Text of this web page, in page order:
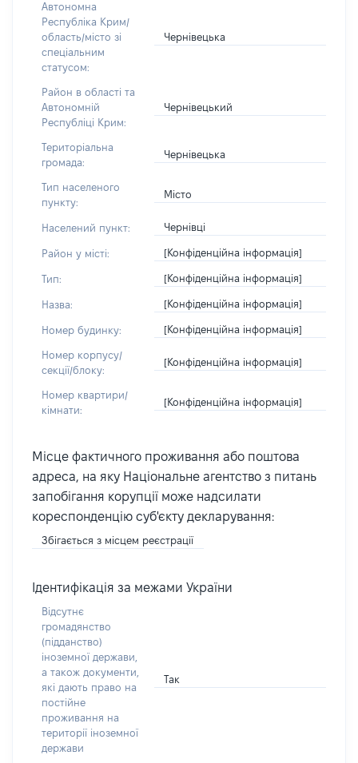
Автономна
Республіка Крим/
область/місто зі
спеціальним
статусом:
Чернівецька
Район в області та
Автономній
Республіці Крим:
Чернівецький
Територіальна
громада:
Чернівецька
Тип населеного
пункту:
Місто
Населений пункт: Чернівці
Район у місті: [Конфіденційна інформація]
Тип: [Конфіденційна інформація]
Назва: [Конфіденційна інформація]
Номер будинку: [Конфіденційна інформація]
Номер корпусу/
секції/блоку:
[Конфіденційна інформація]
Номер квартири/
кімнати:
[Конфіденційна інформація]
Місце фактичного проживання або поштова
адреса, на яку Національне агентство з питань
запобігання корупції може надсилати
кореспонденцію суб'єкту декларування:
Збігається з місцем реєстрації
Ідентифікація за межами України
Відсутнє
громадянство
(підданство)
іноземної держави,
а також документи,
які дають право на
постійне
проживання на
території іноземної
держави
Так